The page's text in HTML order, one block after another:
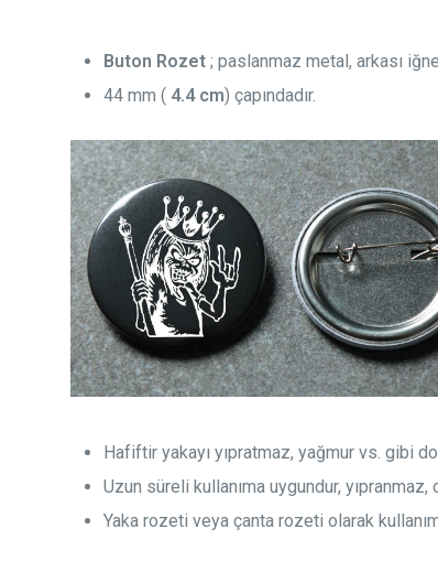
Buton Rozet ; paslanmaz metal, arkası
44 mm ( 4.4 cm) çapındadır.
Hafiftir yakayı yıpratmaz, yağmur vs. gibi
Uzun süreli kullanıma uygundur,
Yaka rozeti veya çanta rozeti olarak